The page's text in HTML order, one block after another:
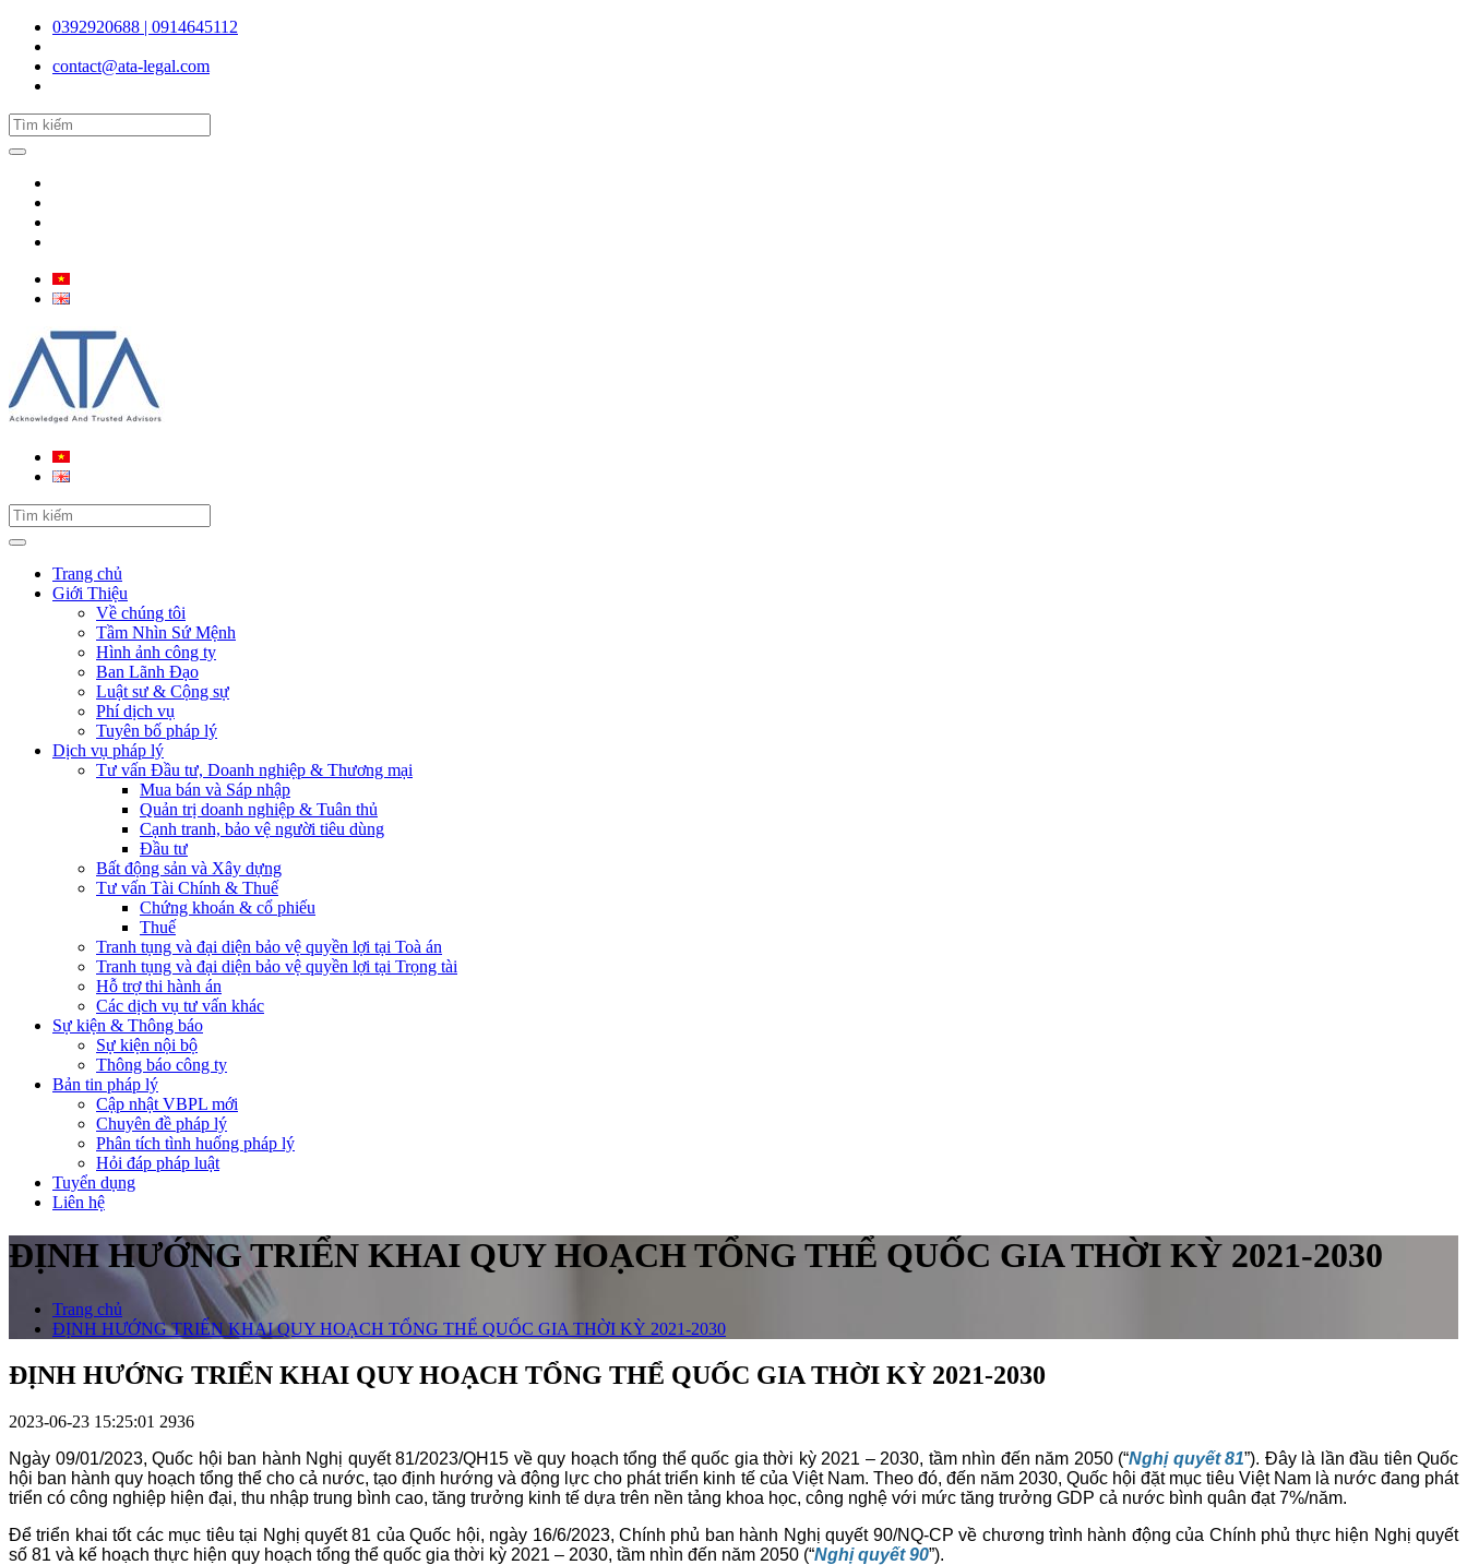
0392920688 | 0914645112
contact@ata-legal.com
Trang chủ
Giới Thiệu
Về chúng tôi
Tầm Nhìn Sứ Mệnh
Hình ảnh công ty
Ban Lãnh Đạo
Luật sư & Cộng sự
Phí dịch vụ
Tuyên bố pháp lý
Dịch vụ pháp lý
Tư vấn Đầu tư, Doanh nghiệp & Thương mại
Mua bán và Sáp nhập
Quản trị doanh nghiệp & Tuân thủ
Cạnh tranh, bảo vệ người tiêu dùng
Đầu tư
Bất động sản và Xây dựng
Tư vấn Tài Chính & Thuế
Chứng khoán & cổ phiếu
Thuế
Tranh tụng và đại diện bảo vệ quyền lợi tại Toà án
Tranh tụng và đại diện bảo vệ quyền lợi tại Trọng tài
Hỗ trợ thi hành án
Các dịch vụ tư vấn khác
Sự kiện & Thông báo
Sự kiện nội bộ
Thông báo công ty
Bản tin pháp lý
Cập nhật VBPL mới
Chuyên đề pháp lý
Phân tích tình huống pháp lý
Hỏi đáp pháp luật
Tuyển dụng
Liên hệ
ĐỊNH HƯỚNG TRIỂN KHAI QUY HOẠCH TỔNG THỂ QUỐC GIA THỜI KỲ 2021-2030
Trang chủ
ĐỊNH HƯỚNG TRIỂN KHAI QUY HOẠCH TỔNG THỂ QUỐC GIA THỜI KỲ 2021-2030
ĐỊNH HƯỚNG TRIỂN KHAI QUY HOẠCH TỔNG THỂ QUỐC GIA THỜI KỲ 2021-2030
2023-06-23 15:25:01 2936
Ngày 09/01/2023, Quốc hội ban hành Nghị quyết 81/2023/QH15 về quy hoạch tổng thể quốc gia thời kỳ 2021 – 2030, tầm nhìn đến năm 2050 (“Nghị quyết 81”). Đây là lần đầu tiên Quốc
hội ban hành quy hoạch tổng thể cho cả nước, tạo định hướng và động lực cho phát triển kinh tế của Việt Nam. Theo đó, đến năm 2030, Quốc hội đặt mục tiêu Việt Nam là nước đang phát
triển có công nghiệp hiện đại, thu nhập trung bình cao, tăng trưởng kinh tế dựa trên nền tảng khoa học, công nghệ với mức tăng trưởng GDP cả nước bình quân đạt 7%/năm.
Để triển khai tốt các mục tiêu tại Nghị quyết 81 của Quốc hội, ngày 16/6/2023, Chính phủ ban hành Nghị quyết 90/NQ-CP về chương trình hành động của Chính phủ thực hiện Nghị quyết
số 81 và kế hoạch thực hiện quy hoạch tổng thể quốc gia thời kỳ 2021 – 2030, tầm nhìn đến năm 2050 (“Nghị quyết 90”).